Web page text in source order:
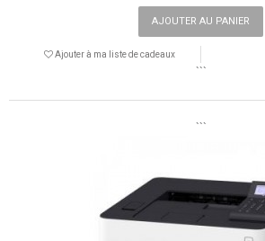
AJOUTER AU PANIER
Ajouter à ma liste de cadeaux
```
```